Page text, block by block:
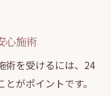
心施術
術を受けるには、24
がポイントです。